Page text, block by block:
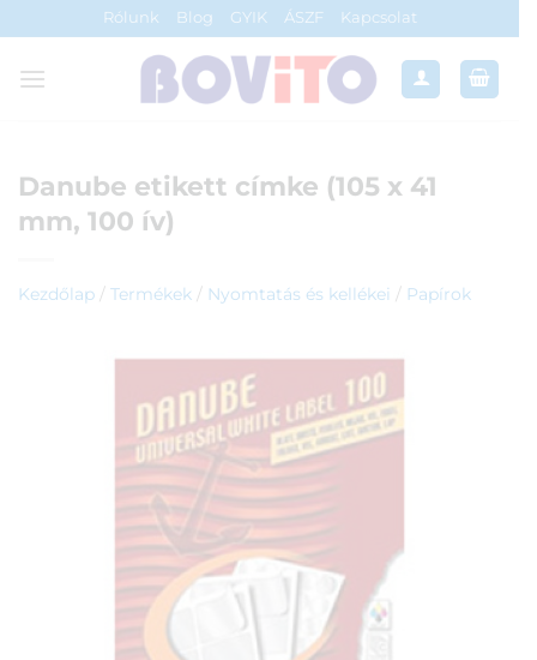
to
content
Rólunk Blog GYIK ÁSZF Kapcsolat
Danube etikett címke (105 x 41
mm, 100 ív)
Kezdőlap / Termékek / Nyomtatás és kellékei / Papírok